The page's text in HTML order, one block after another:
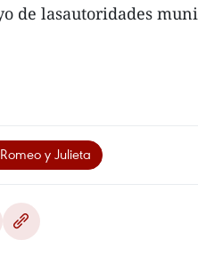
de lasautoridades
y Julieta